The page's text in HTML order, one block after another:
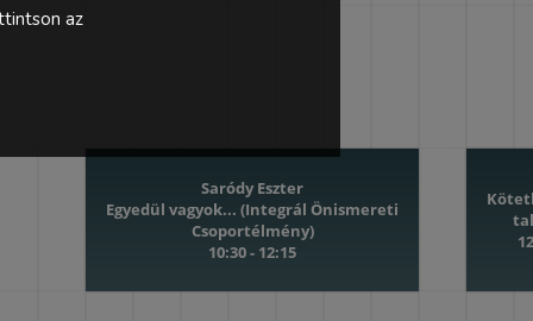
Saródy Eszter
Egyedül vagyok... (Integrál Önismereti
Csoportélmény)
10:30 - 12:15
az